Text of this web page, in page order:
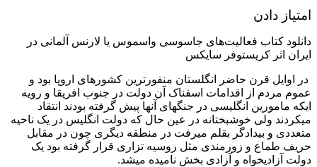
امتیاز دادن
دانلود کتاب فعالیت‌های جاسوسی واسموس یا لارنس آلمانی در
ایران اثر کریستوفر سایکس
در اوایل قرن حاضر انگلستان منفورترین کشورهای اروپا بود و
عموم مردم از اقدامات اسفناک آن دولت در جنوب افریقا و رویه
ایکه مامورین انگلیسی در جنگهای آنها پیش گرفته بودند انتقاد
میکردند ولی خوشبختانه در عین حال که دولت انگلیس در یک ناحیه
متعددی و بیدادگر بقلم میرفت در منطقه دیگری چون در مقابل
حریف طماع و زورمندی مثل روسیه تزاری قرار گرفته بود یک
دولت آزادیخواه و آزادی بخش نامیده میشد.